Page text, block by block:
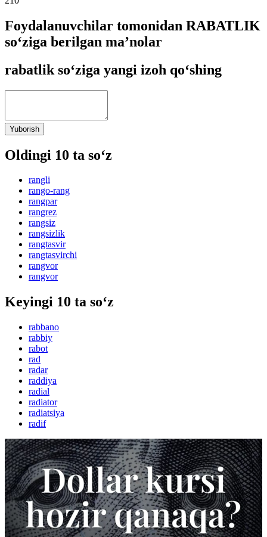
Foydalanuvchilar tomonidan RABATLIK
so‘ziga berilgan ma’nolar
rabatlik so‘ziga yangi izoh qo‘shing
Yuborish
Oldingi 10 ta so‘z
rangli
rango-rang
rangpar
rangrez
rangsiz
rangsizlik
rangtasvir
rangtasvirchi
rangvor
rangvor
Keyingi 10 ta so‘z
rabbano
rabbiy
rabot
rad
radar
raddiya
radial
radiator
radiatsiya
radif